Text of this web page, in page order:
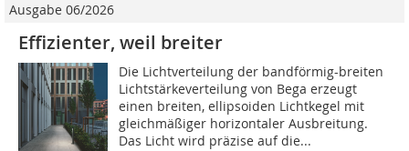
Ausgabe 06/2026
Effizienter, weil breiter
Die Lichtverteilung der bandförmig-breiten
Lichtstärkeverteilung von Bega erzeugt
einen breiten, ellipsoiden Lichtkegel mit
gleichmäßiger horizontaler Ausbreitung.
Das Licht wird präzise auf die...